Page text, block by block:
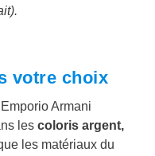
votre choix
Armani
lescoloris argent,
les matériaux du